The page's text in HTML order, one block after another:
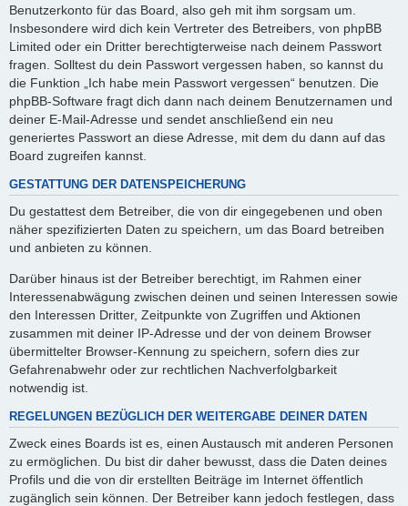
Benutzerkonto für das Board, also geh mit ihm sorgsam um.
Insbesondere wird dich kein Vertreter des Betreibers, von phpBB
Limited oder ein Dritter berechtigterweise nach deinem Passwort
fragen. Solltest du dein Passwort vergessen haben, so kannst du
die Funktion „Ich habe mein Passwort vergessen“ benutzen. Die
phpBB-Software fragt dich dann nach deinem Benutzernamen und
deiner E-Mail-Adresse und sendet anschließend ein neu
generiertes Passwort an diese Adresse, mit dem du dann auf das
Board zugreifen kannst.
GESTATTUNG DER DATENSPEICHERUNG
Du gestattest dem Betreiber, die von dir eingegebenen und oben
näher spezifizierten Daten zu speichern, um das Board betreiben
und anbieten zu können.
Darüber hinaus ist der Betreiber berechtigt, im Rahmen einer
Interessenabwägung zwischen deinen und seinen Interessen sowie
den Interessen Dritter, Zeitpunkte von Zugriffen und Aktionen
zusammen mit deiner IP-Adresse und der von deinem Browser
übermittelter Browser-Kennung zu speichern, sofern dies zur
Gefahrenabwehr oder zur rechtlichen Nachverfolgbarkeit
notwendig ist.
REGELUNGEN BEZÜGLICH DER WEITERGABE DEINER DATEN
Zweck eines Boards ist es, einen Austausch mit anderen Personen
zu ermöglichen. Du bist dir daher bewusst, dass die Daten deines
Profils und die von dir erstellten Beiträge im Internet öffentlich
zugänglich sein können. Der Betreiber kann jedoch festlegen, dass